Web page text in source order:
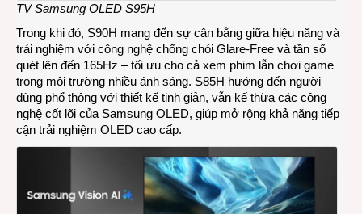
TV Samsung OLED S95H
Trong khi đó, S90H mang đến sự cân bằng giữa hiệu năng và
trải nghiệm với công nghệ chống chói Glare-Free và tần số
quét lên đến 165Hz – tối ưu cho cả xem phim lẫn chơi game
trong môi trường nhiều ánh sáng. S85H hướng đến người
dùng phổ thông với thiết kế tinh giản, vẫn kế thừa các công
nghệ cốt lõi của Samsung OLED, giúp mở rộng khả năng tiếp
cận trải nghiệm OLED cao cấp.